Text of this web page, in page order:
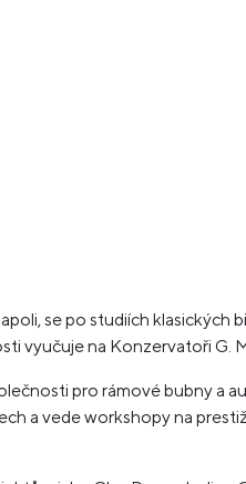
se po studiích
vyučuje na Konzervatoři G.
pro rámové bubny a
a vede workshopy na